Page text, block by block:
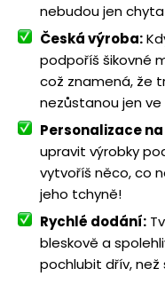
nebudou jen
Česká výroba:
podpoříš šikovné
což znamená, že
nezůstanou jen ve
Personalizace
upravit výrobky
vytvoříš něco, co
jeho tchyně!
Rychlé dodání:
bleskově a
pochlubit dřív,